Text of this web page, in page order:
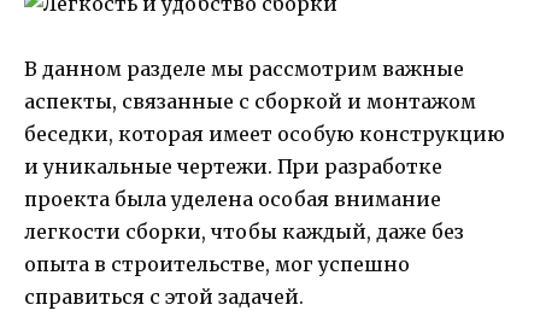
В данном разделе мы рассмотрим важные
аспекты, связанные с сборкой и монтажом
беседки, которая имеет особую конструкцию
и уникальные чертежи. При разработке
проекта была уделена особая внимание
легкости сборки, чтобы каждый, даже без
опыта в строительстве, мог успешно
справиться с этой задачей.